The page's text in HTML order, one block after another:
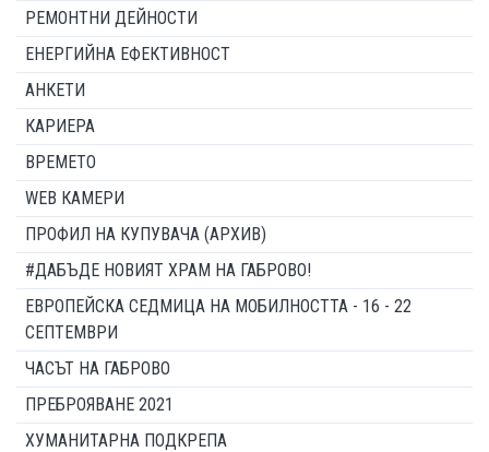
РЕМОНТНИ ДЕЙНОСТИ
ЕНЕРГИЙНА ЕФЕКТИВНОСТ
АНКЕТИ
КАРИЕРА
ВРЕМЕТО
WEB КАМЕРИ
ПРОФИЛ НА КУПУВАЧА (АРХИВ)
#ДАБЪДЕ НОВИЯТ ХРАМ НА ГАБРОВО!
ЕВРОПЕЙСКА СЕДМИЦА НА МОБИЛНОСТТА - 16 - 22
СЕПТЕМВРИ
ЧАСЪТ НА ГАБРОВО
ПРЕБРОЯВАНЕ 2021
ХУМАНИТАРНА ПОДКРЕПА